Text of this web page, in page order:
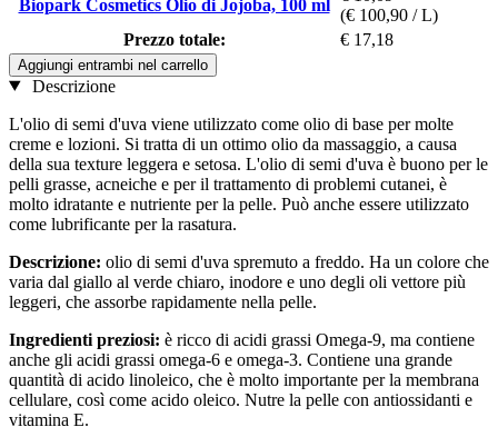
Biopark Cosmetics Olio di Jojoba, 100 ml
(€ 100,90 / L)
Prezzo totale:
€ 17,18
Aggiungi entrambi nel carrello
Descrizione
L'olio di semi d'uva viene utilizzato come olio di base per molte
creme e lozioni. Si tratta di un ottimo olio da massaggio, a causa
della sua texture leggera e setosa. L'olio di semi d'uva è buono per le
pelli grasse, acneiche e per il trattamento di problemi cutanei, è
molto idratante e nutriente per la pelle. Può anche essere utilizzato
come lubrificante per la rasatura.
Descrizione: olio di semi d'uva spremuto a freddo. Ha un colore che
varia dal giallo al verde chiaro, inodore e uno degli oli vettore più
leggeri, che assorbe rapidamente nella pelle.
Ingredienti preziosi: è ricco di acidi grassi Omega-9, ma contiene
anche gli acidi grassi omega-6 e omega-3. Contiene una grande
quantità di acido linoleico, che è molto importante per la membrana
cellulare, così come acido oleico. Nutre la pelle con antiossidanti e
vitamina E.